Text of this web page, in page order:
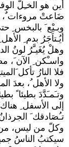
أين هو الخـِلُّ
ضَاعتْ مروءات ٌ،
وبـيْع َ بالبخس
أيُـتاَجَرُ بدم
وهلْ يُغَيـَّرُ لونُ
واسـْكن ِ الآن َ،
فلا النارُ تأكل
ولا الأهل ُ، بعدَ
وتـَمـَدَّدَ بطيئا
إلى الأسفل
تـُصَادقك
وكلّ من ليس، من
سيكتبُ الناسُ